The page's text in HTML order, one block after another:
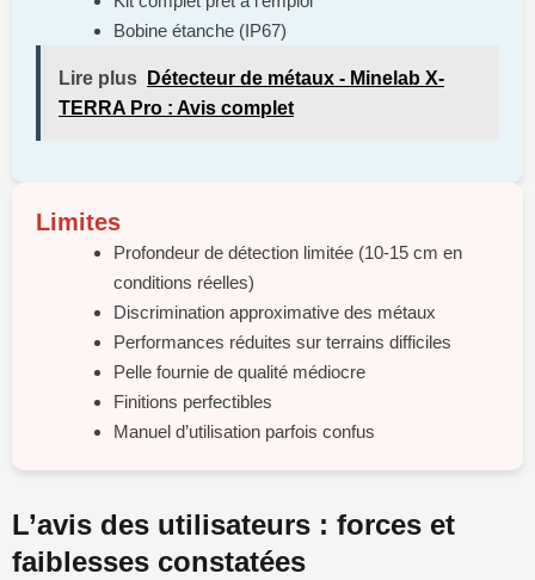
Bobine étanche (IP67)
Lire plus
Détecteur de métaux - Minelab X-
TERRA Pro : Avis complet
Limites
Profondeur de détection limitée (10-15 cm en
conditions réelles)
Discrimination approximative des métaux
Performances réduites sur terrains difficiles
Pelle fournie de qualité médiocre
Finitions perfectibles
Manuel d’utilisation parfois confus
L’avis des utilisateurs : forces et
faiblesses constatées